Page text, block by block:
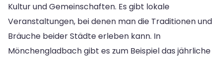
Kultur und Gemeinschaften. Es gibt lokale
Veranstaltungen, bei denen man die Traditionen und
Bräuche beider Städte erleben kann. In
Mönchengladbach gibt es zum Beispiel das jährliche